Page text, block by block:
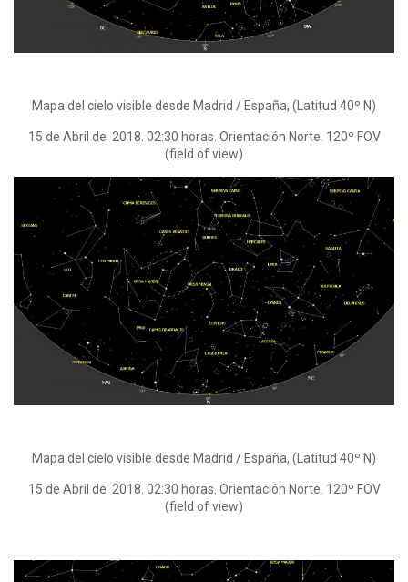
Mapa del cielo visible desde Madrid / España, (Latitud 40º N)
15 de Abril de 2018. 02:30 horas. Orientación Norte. 120º FOV
(field of view)
Mapa del cielo visible desde Madrid / España, (Latitud 40º N)
15 de Abril de 2018. 02:30 horas. Orientación Norte. 120º FOV
(field of view)